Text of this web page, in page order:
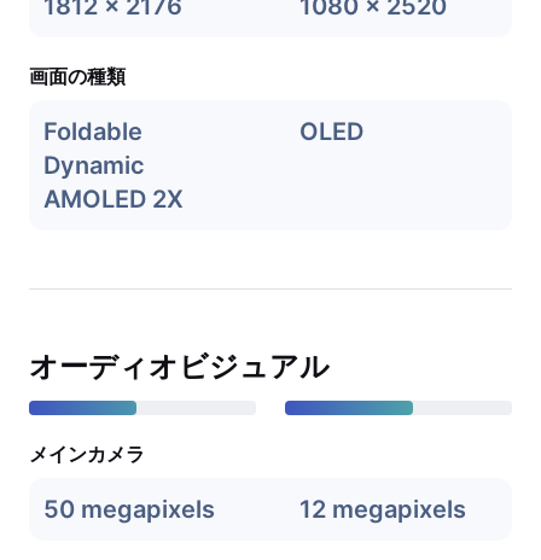
1812 x 2176 1080 x 2520
画面の種類
Foldable
Dynamic
AMOLED 2X
OLED
オーディオビジュアル
メインカメラ
50 megapixels 12 megapixels